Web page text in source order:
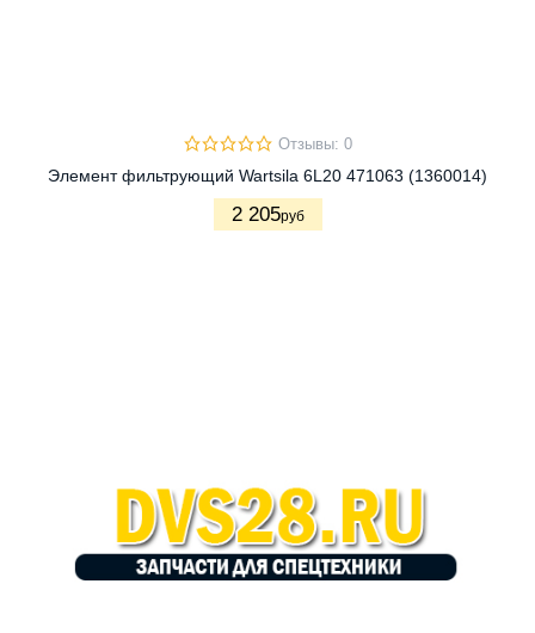
Отзывы: 0
Элемент фильтрующий Wartsila 6L20 471063 (1360014)
2 205руб